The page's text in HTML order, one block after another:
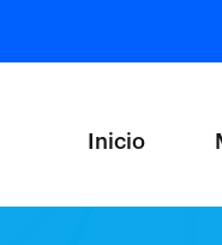
Inicio